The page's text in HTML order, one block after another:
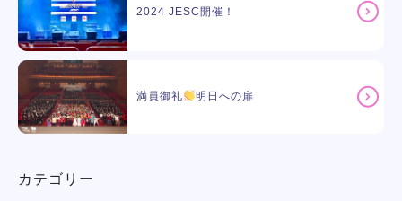
2024 JESC開催！
満員御礼 明日への扉
カテゴリー